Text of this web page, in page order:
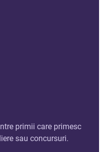
primii care primesc
sau concursuri.